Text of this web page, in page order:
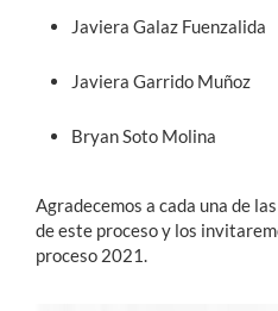
Javiera Galaz Fuenzalida
Javiera Garrido Muñoz
Bryan Soto Molina
Agradecemos a cada una de
de este proceso y los
proceso 2021.